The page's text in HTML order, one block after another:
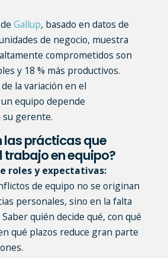
Gallup, basado en datos de
de negocio, muestra
comprometidos son
y 18 % más productivos.
la variación en el
equipo depende
gerente.
las prácticas que
trabajo en equipo?
roles y expectativas:
de equipo no se originan
personales, sino en la falta
quién decide qué, con qué
qué plazos reduce gran parte